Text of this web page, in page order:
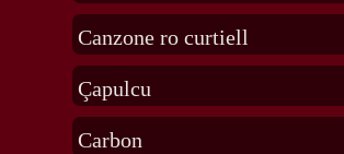
Canzone ro curtiell
Çapulcu
Carbon